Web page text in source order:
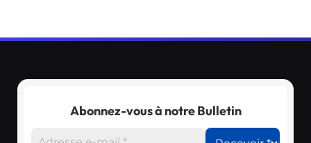
Abonnez-vous à notre Bulletin